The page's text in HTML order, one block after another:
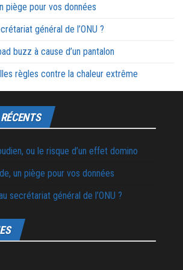
piège pour vos données
général de l’ONU ?
buzz à cause d’un pantalon
règles contre la chaleur extrême
ou le risque d’un effet domino
un piège pour vos données
secrétariat général de l’ONU ?